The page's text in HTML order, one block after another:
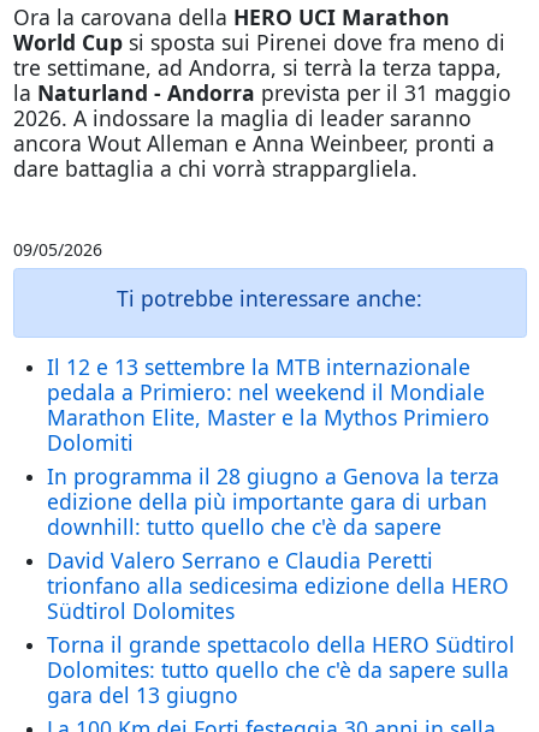
Ora la carovana della HERO UCI Marathon
World Cupsi sposta sui Pirenei dove fra meno di
tre settimane, ad Andorra, si terrà la terza tappa,
la Naturland - Andorra prevista per il 31 maggio
2026. A indossare la maglia di leader saranno
ancora Wout Alleman e Anna Weinbeer, pronti a
dare battaglia a chi vorrà strappargliela.
09/05/2026
Ti potrebbe interessare anche:
Il 12 e 13 settembre la MTB internazionale
pedala a Primiero: nel weekend il Mondiale
Marathon Elite, Master e la Mythos Primiero
Dolomiti
In programma il 28 giugno a Genova la terza
edizione della più importante gara di urban
downhill: tutto quello che c'è da sapere
David Valero Serrano e Claudia Peretti
trionfano alla sedicesima edizione della HERO
Südtirol Dolomites
Torna il grande spettacolo della HERO Südtirol
Dolomites: tutto quello che c'è da sapere sulla
gara del 13 giugno